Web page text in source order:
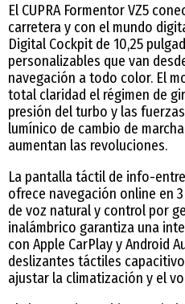
El CUPRA Formentor VZ5
carretera y con el mundo
Digital Cockpit de 10,25
personalizables que van
navegación a todo color. El
total claridad el régimen de
presión del turbo y las
lumínico de cambio de
aumentan las revoluciones.
La pantalla táctil de info-
ofrece navegación online en
de voz natural y control por
inalámbrico garantiza una
con Apple CarPlay y Android
deslizantes táctiles
ajustar la climatización y el